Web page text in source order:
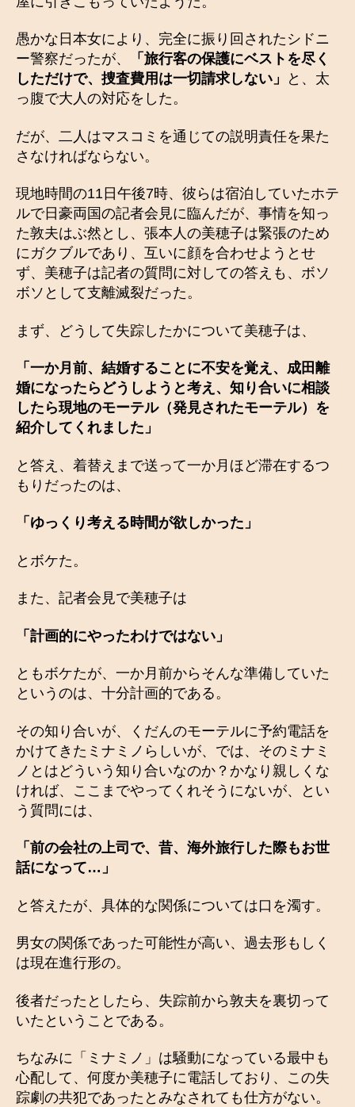
愚かな日本女により、完全に振り回されたシドニ
ー警察だったが、
「旅行客の保護にベストを尽く
しただけで、捜査費用は一切請求しない」
と、太
っ腹で大人の対応をした。
だが、二人はマスコミを通じての説明責任を果た
さなければならない。
現地時間の11日午後7時、彼らは宿泊していたホテ
ルで日豪両国の記者会見に臨んだが、事情を知っ
た敦夫はぶ然とし、張本人の美穂子は緊張のため
にガクブルであり、互いに顔を合わせようとせ
ず、美穂子は記者の質問に対しての答えも、ボソ
ボソとして支離滅裂だった。
まず、どうして失踪したかについて美穂子は、
「一か月前、結婚することに不安を覚え、成田離
婚になったらどうしようと考え、知り合いに相談
したら現地のモーテル（発見されたモーテル）を
紹介してくれました」
と答え、着替えまで送って一か月ほど滞在するつ
もりだったのは、
「ゆっくり考える時間が欲しかった」
とボケた。
また、記者会見で美穂子は
「計画的にやったわけではない」
ともボケたが、一か月前からそんな準備していた
というのは、十分計画的である。
その知り合いが、くだんのモーテルに予約電話を
かけてきたミナミノらしいが、では、そのミナミ
ノとはどういう知り合いなのか？かなり親しくな
ければ、ここまでやってくれそうにないが、とい
う質問には、
「前の会社の上司で、昔、海外旅行した際もお世
話になって…」
と答えたが、具体的な関係については口を濁す。
男女の関係であった可能性が高い、過去形もしく
は現在進行形の。
後者だったとしたら、失踪前から敦夫を裏切って
いたということである。
ちなみに「ミナミノ」は騒動になっている最中も
心配して、何度か美穂子に電話しており、この失
踪劇の共犯であったとみなされても仕方がない。